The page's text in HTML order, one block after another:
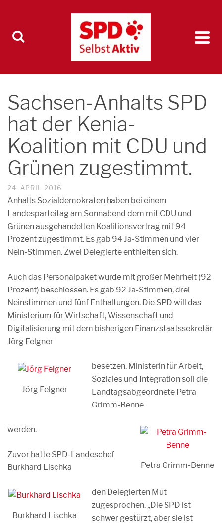
Sachsen-Anhalts SPD
hat der Kenia-
Koalition mit CDU und
Grünen zugestimmt.
24. APRIL 2016
Anhalts Sozialdemokraten haben bei einem
Landesparteitag am Sonnabend dem mit CDU und
Grünen ausgehandelten Koalitionsvertrag mit 94
Prozent zugestimmt. Es gab 94 Ja-Stimmen und vier
Nein-Stimmen. Zwei Delegierte enthielten sich.
Auch das Personalpaket wurde mit großer Mehrheit (92
Prozent) beschlossen. Es gab 92 Ja-Stimmen, drei
Neinstimmen und fünf Enthaltungen. Die SPD will das
Ministerium für Wirtschaft, Wissenschaft und
Digitalisierung mit dem bisherigen Finanzstaatssekretär
Jörg Felgner
Jörg Felgner
besetzen. Ministerin für Arbeit,
Soziales und Integration soll die
Landtagsabgeordnete Petra
Grimm-Benne
Petra Grimm-Benne
werden.
Zuvor hatte SPD-Landeschef
Burkhard Lischka
Burkhard Lischka
den Delegierten Mut
zugesprochen. „Die SPD ist
schwer gestürzt, aber sie ist